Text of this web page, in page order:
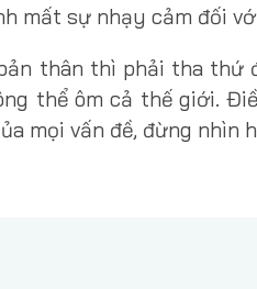
mất sự nhạy cảm đối
thân thì phải tha thứ
thể ôm cả thế giới.
mọi vấn đề, đừng nhìn